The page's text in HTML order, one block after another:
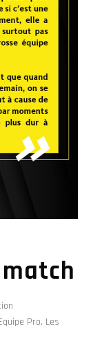
match
Pro, Les